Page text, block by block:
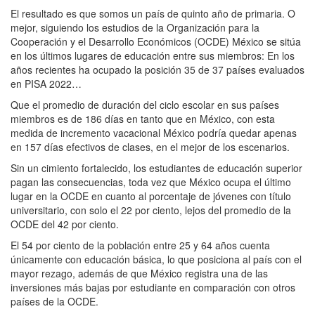
El resultado es que somos un país de quinto año de primaria. O
mejor, siguiendo los estudios de la Organización para la
Cooperación y el Desarrollo Económicos (OCDE) México se sitúa
en los últimos lugares de educación entre sus miembros: En los
años recientes ha ocupado la posición 35 de 37 países evaluados
en PISA 2022…
Que el promedio de duración del ciclo escolar en sus países
miembros es de 186 días en tanto que en México, con esta
medida de incremento vacacional México podría quedar apenas
en 157 días efectivos de clases, en el mejor de los escenarios.
Sin un cimiento fortalecido, los estudiantes de educación superior
pagan las consecuencias, toda vez que México ocupa el último
lugar en la OCDE en cuanto al porcentaje de jóvenes con título
universitario, con solo el 22 por ciento, lejos del promedio de la
OCDE del 42 por ciento.
El 54 por ciento de la población entre 25 y 64 años cuenta
únicamente con educación básica, lo que posiciona al país con el
mayor rezago, además de que México registra una de las
inversiones más bajas por estudiante en comparación con otros
países de la OCDE.